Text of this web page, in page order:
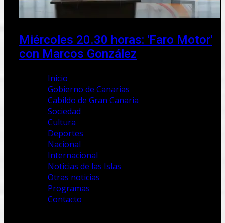
Miércoles 20.30 horas: 'Faro Motor'
con Marcos González
Inicio
Gobierno de Canarias
Cabildo de Gran Canaria
Sociedad
Cultura
Deportes
Nacional
Internacional
Noticias de las Islas
Otras noticias
Programas
Contacto